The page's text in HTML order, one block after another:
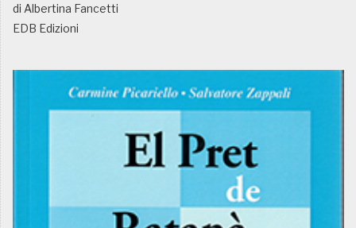
di Albertina Fancetti
EDB Edizioni